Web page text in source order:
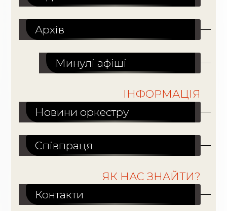
Архів
Минулі афіші
ІНФОРМАЦІЯ
Новини оркестру
Співпраця
ЯК НАС ЗНАЙТИ?
Контакти